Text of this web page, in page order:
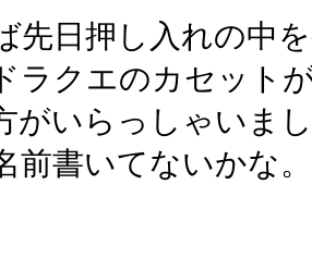
先日押し入れの中
ラクエのカセット
がいらっしゃいま
前書いてないかな。